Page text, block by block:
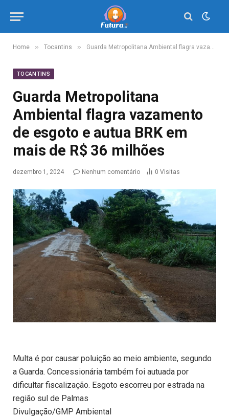
Home » Tocantins » Guarda Metropolitana Ambiental flagra vazamento de esgoto e autua BRK em mais de R$ 36 milhões
TOCANTINS
Guarda Metropolitana
Ambiental flagra vazamento
de esgoto e autua BRK em
mais de R$ 36 milhões
dezembro 1, 2024 Nenhum comentário 0 Visitas
Multa é por causar poluição ao meio ambiente, segundo
a Guarda. Concessionária também foi autuada por
dificultar fiscalização. Esgoto escorreu por estrada na
região sul de Palmas
Divulgação/GMP Ambiental